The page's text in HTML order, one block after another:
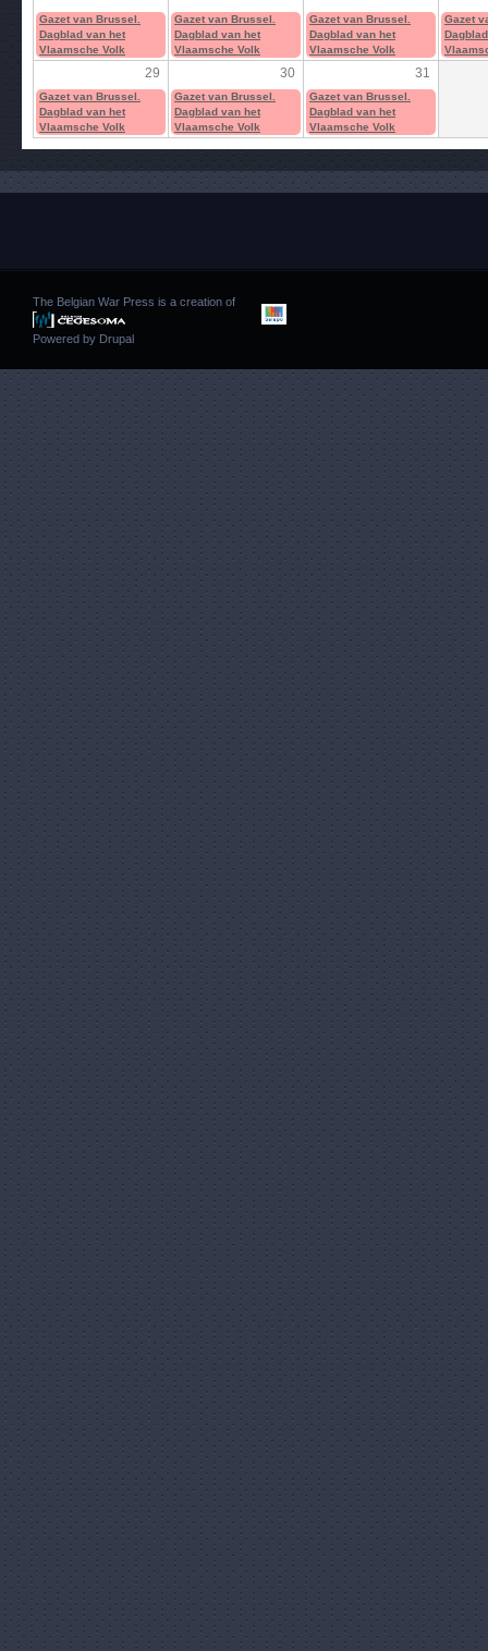
Gazet van Brussel.
Dagblad van het
Vlaamsche Volk
Gazet van Brussel.
Dagblad van het
Vlaamsche Volk
Gazet van Brussel.
Dagblad van het
Vlaamsche Volk
Gazet
29 30 31
Gazet van Brussel.
Dagblad van het
Vlaamsche Volk
Gazet van Brussel.
Dagblad van het
Vlaamsche Volk
Gazet van Brussel.
Dagblad van het
Vlaamsche Volk
The Belgian War Press is a creation of
Powered by Drupal